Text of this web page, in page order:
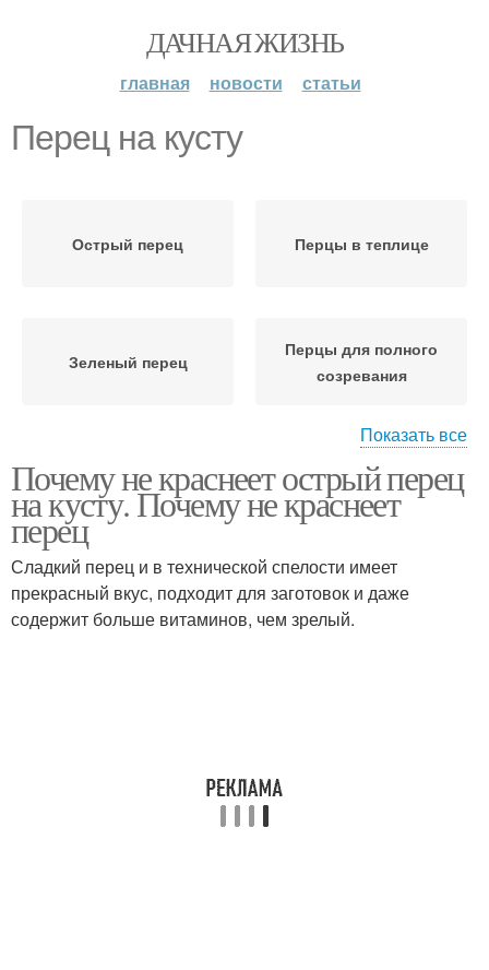
ДАЧНАЯ ЖИЗНЬ
главная новости статьи
Перец на кусту
Острый перец Перцы в теплице
Зеленый перец
Перцы для полного
созревания
Перцы на корню
Показать все
Почему не краснеет острый перец
на кусту. Почему не краснеет
перец
Сладкий перец и в технической спелости имеет
прекрасный вкус, подходит для заготовок и даже
содержит больше витаминов, чем зрелый.